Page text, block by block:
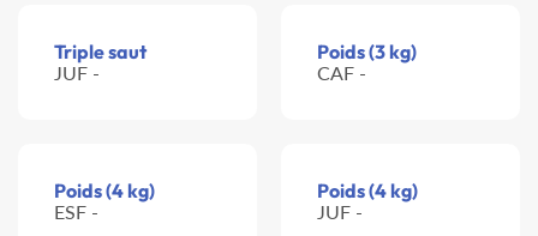
Triple saut
JUF -
Poids (3 kg)
CAF -
Poids (4 kg)
ESF -
Poids (4 kg)
JUF -